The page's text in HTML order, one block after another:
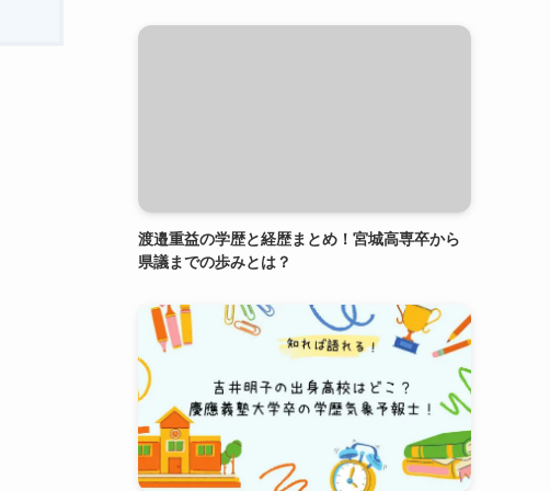
渡邉重益の学歴と経歴まとめ！宮城高専卒から
県議までの歩みとは？